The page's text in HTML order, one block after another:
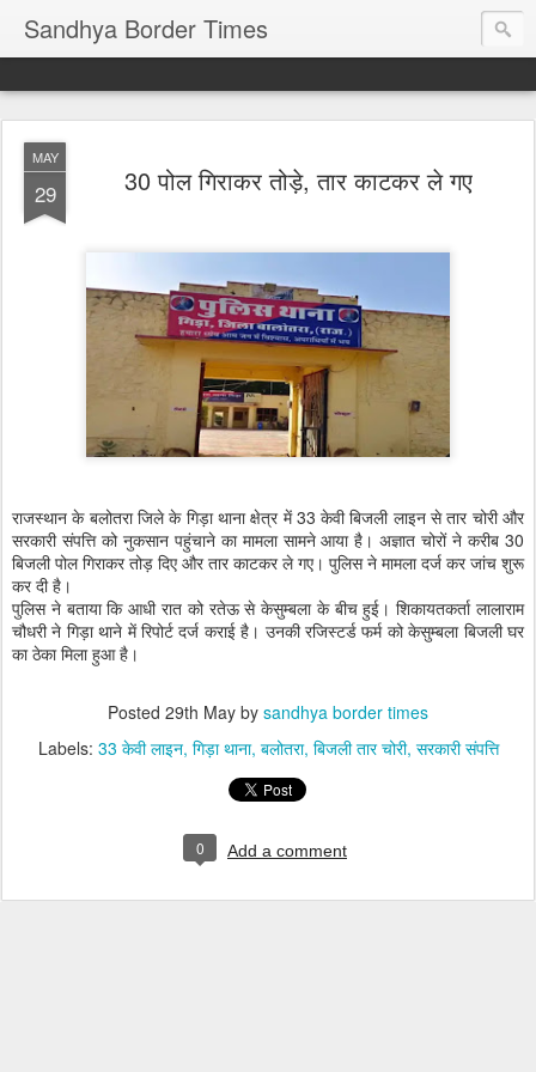
Sandhya Border Times
MAY
29 30 पोल गिराकर तोड़े, तार काटकर ले गए
राजस्थान के बलोतरा जिले के गिड़ा थाना क्षेत्र में 33 केवी बिजली लाइन से तार चोरी और
सरकारी संपत्ति को नुकसान पहुंचाने का मामला सामने आया है। अज्ञात चोरों ने करीब 30
बिजली पोल गिराकर तोड़ दिए और तार काटकर ले गए। पुलिस ने मामला दर्ज कर जांच शुरू
कर दी है।
पुलिस ने बताया कि आधी रात को रतेऊ से केसुम्बला के बीच हुई। शिकायतकर्ता लालाराम
चौधरी ने गिड़ा थाने में रिपोर्ट दर्ज कराई है। उनकी रजिस्टर्ड फर्म को केसुम्बला बिजली घर
का ठेका मिला हुआ है।
Posted 29th May by sandhya border times
Labels: 33 केवी लाइन गिड़ा थाना बलोतरा बिजली तार चोरी सरकारी संपत्ति
0 Add a comment